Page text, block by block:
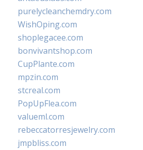
purelycleanchemdry.com
WishOping.com
shoplegacee.com
bonvivantshop.com
CupPlante.com
mpzin.com
stcreal.com
PopUpFlea.com
valueml.com
rebeccatorresjewelry.com
jmpbliss.com